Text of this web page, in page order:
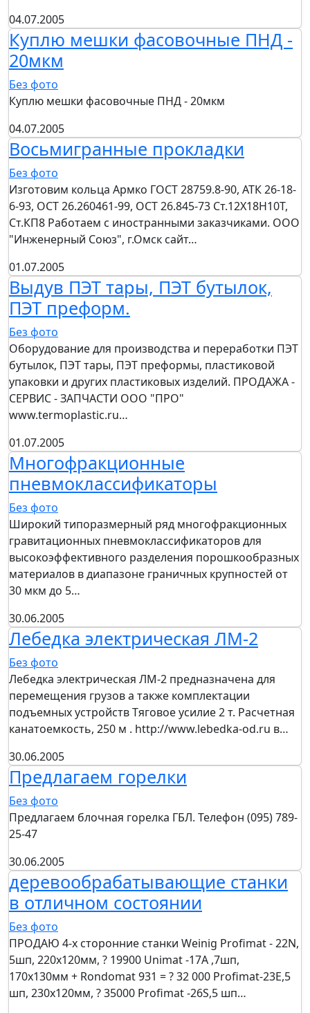
04.07.2005
Куплю мешки фасовочные ПНД -
20мкм
Без фото
Куплю мешки фасовочные ПНД - 20мкм
04.07.2005
Восьмигранные прокладки
Без фото
Изготовим кольца Армко ГОСТ 28759.8-90, АТК 26-18-
6-93, ОСТ 26.260461-99, ОСТ 26.845-73 Ст.12Х18Н10Т,
Ст.КП8 Работаем с иностранными заказчиками. ООО
"Инженерный Союз", г.Омск сайт…
01.07.2005
Выдув ПЭТ тары, ПЭТ бутылок,
ПЭТ преформ.
Без фото
Оборудование для производства и переработки ПЭТ
бутылок, ПЭТ тары, ПЭТ преформы, пластиковой
упаковки и других пластиковых изделий. ПРОДАЖА -
СЕРВИС - ЗАПЧАСТИ OOO "ПРО"
www.termoplastic.ru…
01.07.2005
Многофракционные
пневмоклассификаторы
Без фото
Широкий типоразмерный ряд многофракционных
гравитационных пневмоклассификаторов для
высокоэффективного разделения порошкообразных
материалов в диапазоне граничных крупностей от
30 мкм до 5…
30.06.2005
Лебедка электрическая ЛМ-2
Без фото
Лебедка электрическая ЛМ-2 предназначена для
перемещения грузов а также комплектации
подъемных устройств Тяговое усилие 2 т. Расчетная
канатоемкость, 250 м . http://www.lebedka-od.ru в…
30.06.2005
Предлагаем горелки
Без фото
Предлагаем блочная горелка ГБЛ. Телефон (095) 789-
25-47
30.06.2005
деревообрабатывающие станки
в отличном состоянии
Без фото
ПРОДАЮ 4-х сторонние станки Weinig Profimat - 22N,
5шп, 220х120мм, ? 19900 Unimat -17A ,7шп,
170х130мм + Rondomat 931 = ? 32 000 Profimat-23Е,5
шп, 230х120мм, ? 35000 Profimat -26S,5 шп…